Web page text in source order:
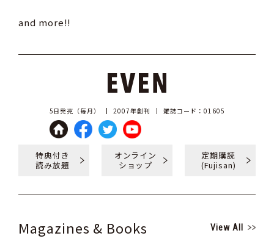
and more!!
5日発売（毎月） 2007年創刊 雑誌コード：01605
特典付き
読み放題
オンライン
ショップ
定期購読
(Fujisan)
Magazines & Books View All